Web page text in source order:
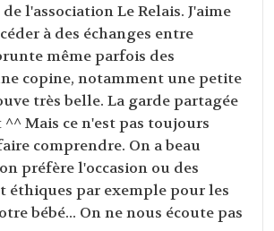
l'association Le Relais. J'aime
à des échanges entre
même parfois des
copine, notamment une petite
très belle. La garde partagée
Mais ce n'est pas toujours
comprendre. On a beau
préfère l'occasion ou des
éthiques par exemple pour les
bébé... On ne nous écoute pas